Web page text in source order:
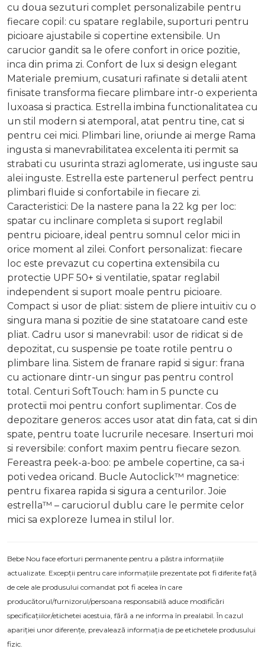
cu doua sezuturi complet personalizabile pentru
fiecare copil: cu spatare reglabile, suporturi pentru
picioare ajustabile si copertine extensibile. Un
carucior gandit sa le ofere confort in orice pozitie,
inca din prima zi. Confort de lux si design elegant
Materiale premium, cusaturi rafinate si detalii atent
finisate transforma fiecare plimbare intr-o experienta
luxoasa si practica. Estrella imbina functionalitatea cu
un stil modern si atemporal, atat pentru tine, cat si
pentru cei mici. Plimbari line, oriunde ai merge Rama
ingusta si manevrabilitatea excelenta iti permit sa
strabati cu usurinta strazi aglomerate, usi inguste sau
alei inguste. Estrella este partenerul perfect pentru
plimbari fluide si confortabile in fiecare zi.
Caracteristici: De la nastere pana la 22 kg per loc:
spatar cu inclinare completa si suport reglabil
pentru picioare, ideal pentru somnul celor mici in
orice moment al zilei. Confort personalizat: fiecare
loc este prevazut cu copertina extensibila cu
protectie UPF 50+ si ventilatie, spatar reglabil
independent si suport moale pentru picioare.
Compact si usor de pliat: sistem de pliere intuitiv cu o
singura mana si pozitie de sine statatoare cand este
pliat. Cadru usor si manevrabil: usor de ridicat si de
depozitat, cu suspensie pe toate rotile pentru o
plimbare lina. Sistem de franare rapid si sigur: frana
cu actionare dintr-un singur pas pentru control
total. Centuri SoftTouch: ham in 5 puncte cu
protectii moi pentru confort suplimentar. Cos de
depozitare generos: acces usor atat din fata, cat si din
spate, pentru toate lucrurile necesare. Inserturi moi
si reversibile: confort maxim pentru fiecare sezon.
Fereastra peek-a-boo: pe ambele copertine, ca sa-i
poti vedea oricand. Bucle Autoclick™ magnetice:
pentru fixarea rapida si sigura a centurilor. Joie
estrella™ – caruciorul dublu care le permite celor
mici sa exploreze lumea in stilul lor.
Bebe Nou face eforturi permanente pentru a păstra informațiile
actualizate. Excepții pentru care informațiile prezentate pot fi diferite față
de cele ale produsului comandat pot fi acelea în care
producătorul/furnizorul/persoana responsabilă aduce modificări
specificațiilor/etichetei acestuia, fără a ne informa în prealabil. În cazul
apariției unor diferențe, prevalează informația de pe etichetele produsului
fizic.